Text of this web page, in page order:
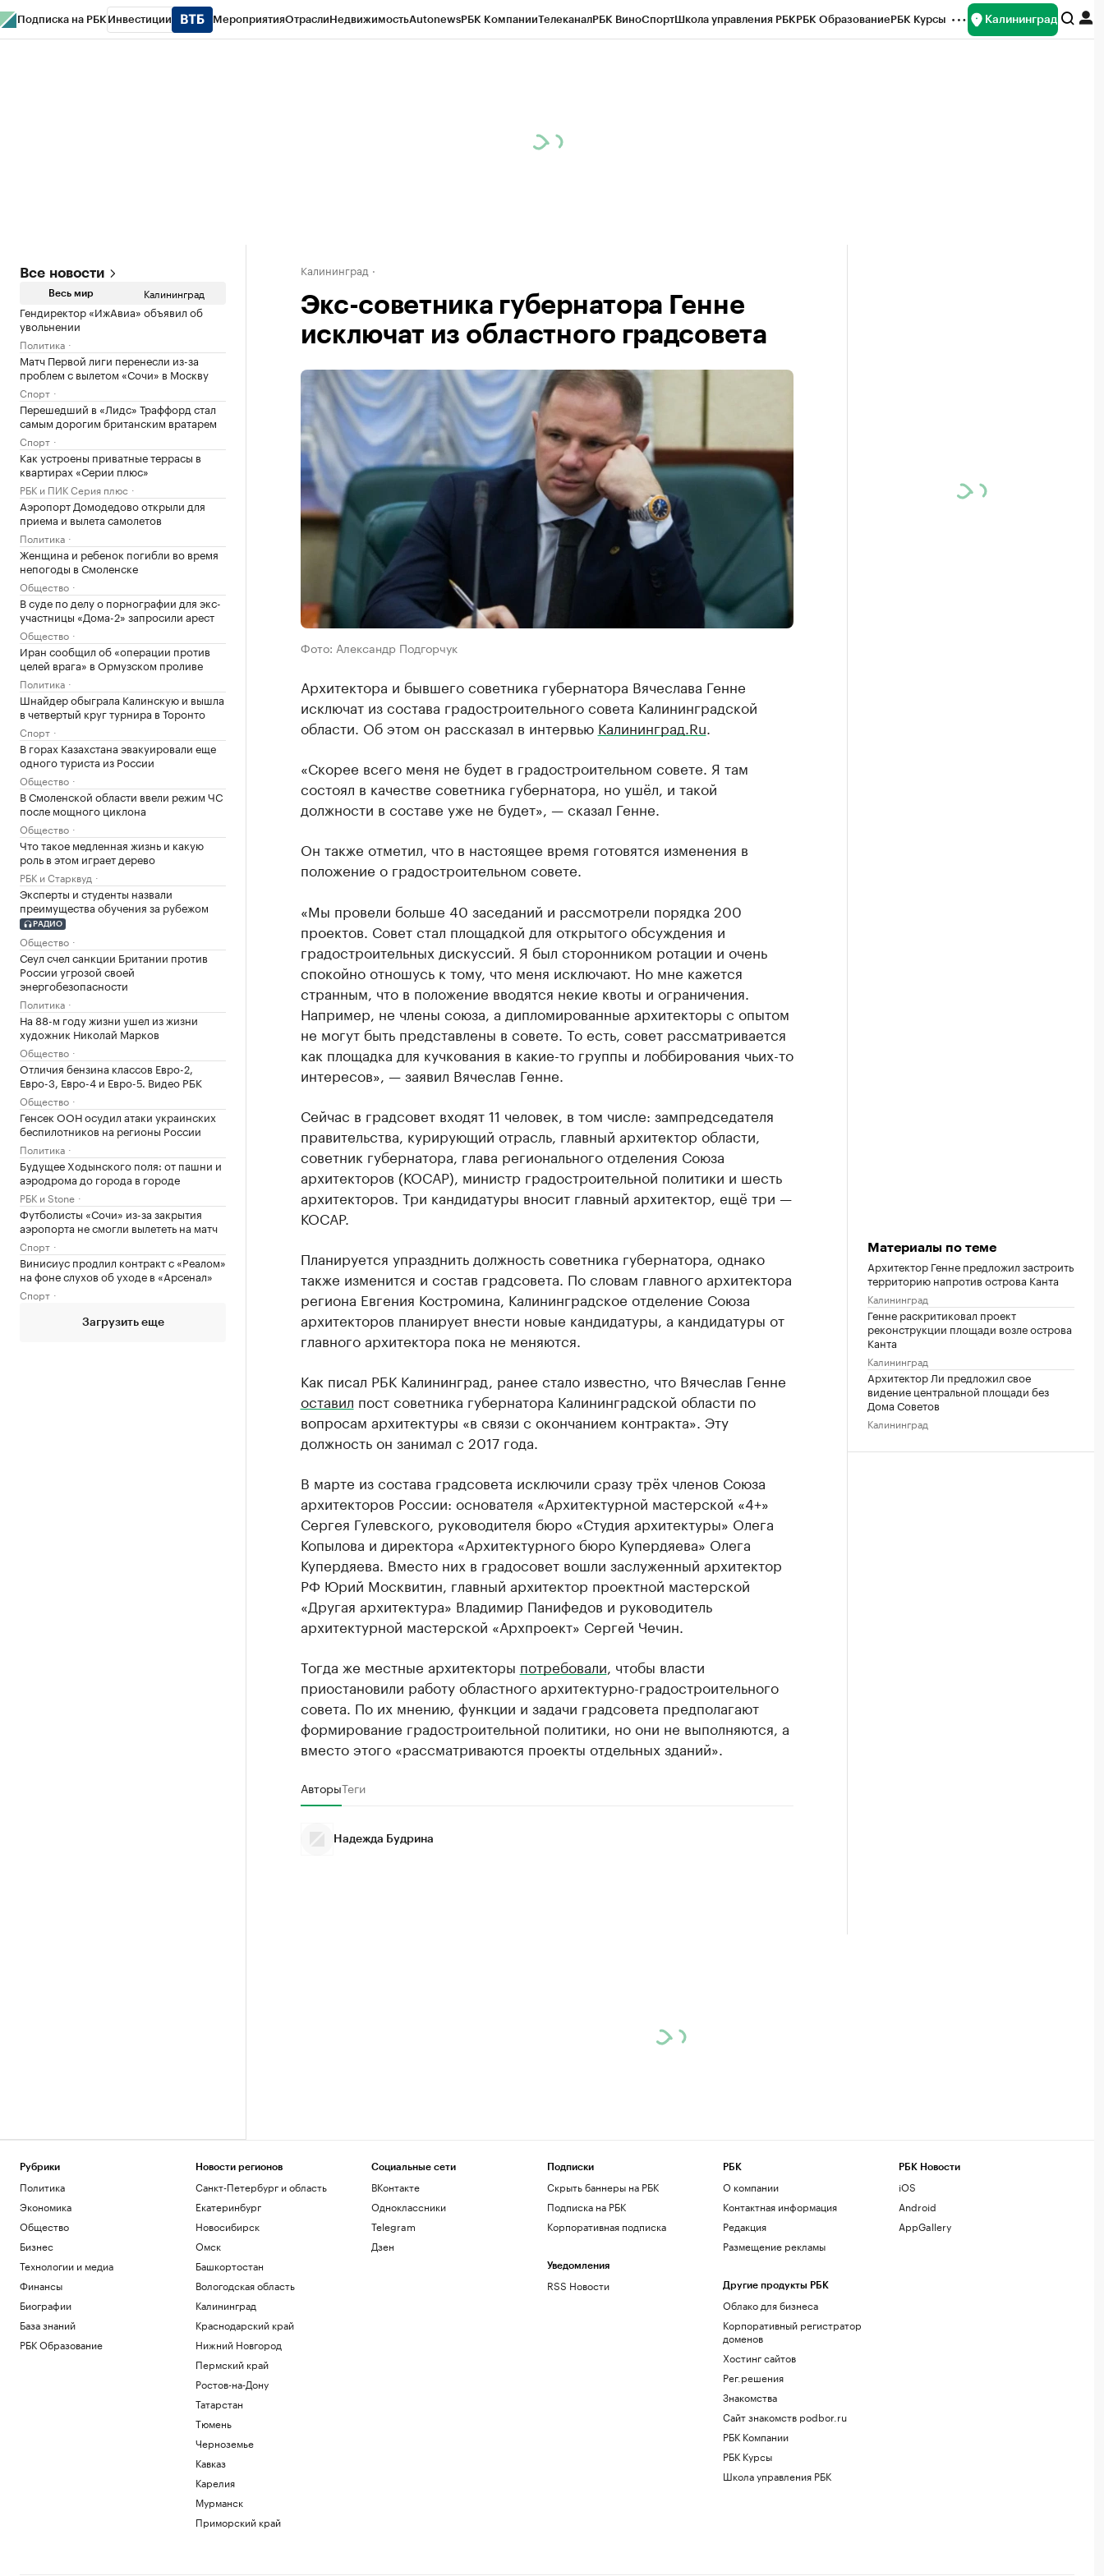
Подписка на РБК Инвестиции МероприятияОтраслиНедвижимостьAutonewsРБК КомпанииТелеканалРБК ВиноСпортШкола управления РБКРБК ОбразованиеРБК Курсы Калининград
Все новости
Весь мир Калининград
Гендиректор «ИжАвиа» объявил об
увольнении
Политика
Матч Первой лиги перенесли из-за
проблем с вылетом «Сочи» в Москву
Спорт
Перешедший в «Лидс» Траффорд стал
самым дорогим британским вратарем
Спорт
Как устроены приватные террасы в
квартирах «Серии плюс»
РБК и ПИК Серия плюс
Аэропорт Домодедово открыли для
приема и вылета самолетов
Политика
Женщина и ребенок погибли во время
непогоды в Смоленске
Общество
В суде по делу о порнографии для экс-
участницы «Дома-2» запросили арест
Общество
Иран сообщил об «операции против
целей врага» в Ормузском проливе
Политика
Шнайдер обыграла Калинскую и вышла
в четвертый круг турнира в Торонто
Спорт
В горах Казахстана эвакуировали еще
одного туриста из России
Общество
В Смоленской области ввели режим ЧС
после мощного циклона
Общество
Что такое медленная жизнь и какую
роль в этом играет дерево
РБК и Старквуд
Эксперты и студенты назвали
преимущества обучения за рубежом
РАДИО
Общество
Сеул счел санкции Британии против
России угрозой своей
энергобезопасности
Политика
На 88-м году жизни ушел из жизни
художник Николай Марков
Общество
Отличия бензина классов Евро-2,
Евро-3, Евро-4 и Евро-5. Видео РБК
Общество
Генсек ООН осудил атаки украинских
беспилотников на регионы России
Политика
Будущее Ходынского поля: от пашни и
аэродрома до города в городе
РБК и Stone
Футболисты «Сочи» из-за закрытия
аэропорта не смогли вылететь на матч
Спорт
Винисиус продлил контракт с «Реалом»
на фоне слухов об уходе в «Арсенал»
Спорт
Загрузить еще
Калининград
Экс-советника губернатора Генне
исключат из областного градсовета
Фото: Александр Подгорчук
Архитектора и бывшего советника губернатора Вячеслава Генне
исключат из состава градостроительного совета Калининградской
области. Об этом он рассказал в интервью Калининград.Ru
«Скорее всего меня не будет в градостроительном совете. Я там
состоял в качестве советника губернатора, но ушёл, и такой
должности в составе уже не будет», — сказал Генне.
Он также отметил, что в настоящее время готовятся изменения в
положение о градостроительном совете.
«Мы провели больше 40 заседаний и рассмотрели порядка 200
проектов. Совет стал площадкой для открытого обсуждения и
градостроительных дискуссий. Я был сторонником ротации и очень
спокойно отношусь к тому, что меня исключают. Но мне кажется
странным, что в положение вводятся некие квоты и ограничения.
Например, не члены союза, а дипломированные архитекторы с опытом
не могут быть представлены в совете. То есть, совет рассматривается
как площадка для кучкования в какие-то группы и лоббирования чьих-то
интересов», — заявил Вячеслав Генне.
Сейчас в градсовет входят 11 человек, в том числе: зампредседателя
правительства, курирующий отрасль, главный архитектор области,
советник губернатора, глава регионального отделения Союза
архитекторов (КОСАР), министр градостроительной политики и шесть
архитекторов. Три кандидатуры вносит главный архитектор, ещё три —
КОСАР.
Планируется упразднить должность советника губернатора, однако
также изменится и состав градсовета. По словам главного архитектора
региона Евгения Костромина, Калининградское отделение Союза
архитекторов планирует внести новые кандидатуры, а кандидатуры от
главного архитектора пока не меняются.
Как писал РБК Калининград, ранее стало известно, что Вячеслав Генне
оставил пост советника губернатора Калининградской области по
вопросам архитектуры «в связи с окончанием контракта». Эту
должность он занимал с 2017 года.
В марте из состава градсовета исключили сразу трёх членов Союза
архитекторов России: основателя «Архитектурной мастерской «4+»
Сергея Гулевского, руководителя бюро «Студия архитектуры» Олега
Копылова и директора «Архитектурного бюро Купердяева» Олега
Купердяева. Вместо них в градосовет вошли заслуженный архитектор
РФ Юрий Москвитин, главный архитектор проектной мастерской
«Другая архитектура» Владимир Панифедов и руководитель
архитектурной мастерской «Архпроект» Сергей Чечин.
Тогда же местные архитекторы потребовали , чтобы власти
приостановили работу областного архитектурно-градостроительного
совета. По их мнению, функции и задачи градсовета предполагают
формирование градостроительной политики, но они не выполняются, а
вместо этого «рассматриваются проекты отдельных зданий».
АвторыТеги
Надежда Будрина
Материалы по теме
Архитектор Генне предложил застроить
территорию напротив острова Канта
Калининград
Генне раскритиковал проект
реконструкции площади возле острова
Канта
Калининград
Архитектор Ли предложил свое
видение центральной площади без
Дома Советов
Калининград
Рубрики
Политика
Экономика
Общество
Бизнес
Технологии и медиа
Финансы
Биографии
База знаний
РБК Образование
Новости регионов
Санкт-Петербург и область
Екатеринбург
Новосибирск
Омск
Башкортостан
Вологодская область
Калининград
Краснодарский край
Нижний Новгород
Пермский край
Ростов-на-Дону
Татарстан
Тюмень
Черноземье
Кавказ
Карелия
Мурманск
Приморский край
Социальные сети
ВКонтакте
Одноклассники
Telegram
Дзен
Подписки
Скрыть баннеры на РБК
Подписка на РБК
Корпоративная подписка
Уведомления
RSS Новости
РБК
О компании
Контактная информация
Редакция
Размещение рекламы
Другие продукты РБК
Облако для бизнеса
Корпоративный регистратор
доменов
Хостинг сайтов
Рег.решения
Знакомства
Сайт знакомств podbor.ru
РБК Компании
РБК Курсы
Школа управления РБК
РБК Новости
iOS
Android
AppGallery